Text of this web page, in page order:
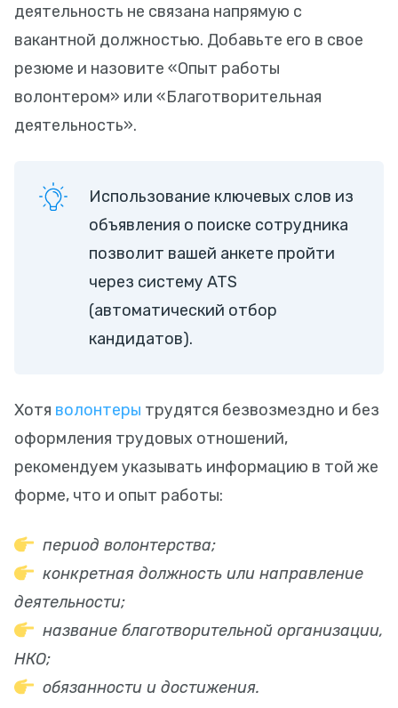
деятельность не связана напрямую с
вакантной должностью. Добавьте его в свое
резюме и назовите «Опыт работы
волонтером» или «Благотворительная
деятельность».
Использование ключевых слов из
объявления о поиске сотрудника
позволит вашей анкете пройти
через систему ATS
(автоматический отбор
кандидатов).
Хотя волонтеры трудятся безвозмездно и без
оформления трудовых отношений,
рекомендуем указывать информацию в той же
форме, что и опыт работы:
период волонтерства;
конкретная должность или направление
деятельности;
название благотворительной организации,
НКО;
обязанности и достижения.